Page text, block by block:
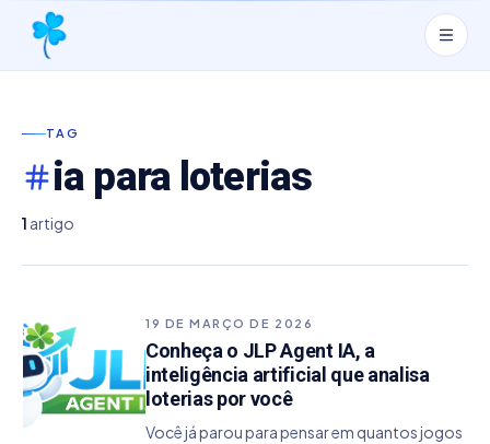
TAG
ia para loterias
1 artigo
19 DE MARÇO DE 2026
Conheça o JLP Agent IA, a
inteligência artificial que analisa
loterias por você
Você já parou para pensar em quantos jogos